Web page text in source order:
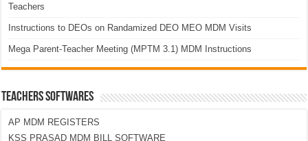
Teachers
Instructions to DEOs on Randamized DEO MEO MDM Visits
Mega Parent-Teacher Meeting (MPTM 3.1) MDM Instructions
TEACHERS SOFTWARES
AP MDM REGISTERS
KSS PRASAD MDM BILL SOFTWARE